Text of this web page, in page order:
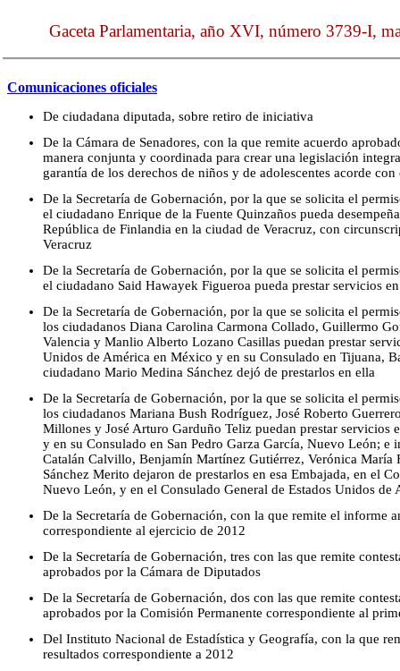
Gaceta Parlamentaria, año XVI, número 3739-I,
Comunicaciones oficiales
De ciudadana diputada, sobre retiro de iniciativa
De la Cámara de Senadores, con la que remite acuerdo
manera conjunta y coordinada para crear una legislación
garantía de los derechos de niños y de adolescentes acorde
De la Secretaría de Gobernación, por la que se solicita el
el ciudadano Enrique de la Fuente Quinzaños pueda
República de Finlandia en la ciudad de Veracruz, con
Veracruz
De la Secretaría de Gobernación, por la que se solicita el
el ciudadano Said Hawayek Figueroa pueda prestar servicios
De la Secretaría de Gobernación, por la que se solicita el
los ciudadanos Diana Carolina Carmona Collado, Guillermo
Valencia y Manlio Alberto Lozano Casillas puedan prestar
Unidos de América en México y en su Consulado en Tijuana,
ciudadano Mario Medina Sánchez dejó de prestarlos en ella
De la Secretaría de Gobernación, por la que se solicita el
los ciudadanos Mariana Bush Rodríguez, José Roberto
Millones y José Arturo Garduño Teliz puedan prestar servicios
y en su Consulado en San Pedro Garza García, Nuevo León;
Catalán Calvillo, Benjamín Martínez Gutiérrez, Verónica María
Sánchez Merito dejaron de prestarlos en esa Embajada, en el
Nuevo León, y en el Consulado General de Estados Unidos
De la Secretaría de Gobernación, con la que remite el informe
correspondiente al ejercicio de 2012
De la Secretaría de Gobernación, tres con las que remite
aprobados por la Cámara de Diputados
De la Secretaría de Gobernación, dos con las que remite
aprobados por la Comisión Permanente correspondiente al
Del Instituto Nacional de Estadística y Geografía, con la que
resultados correspondiente a 2012